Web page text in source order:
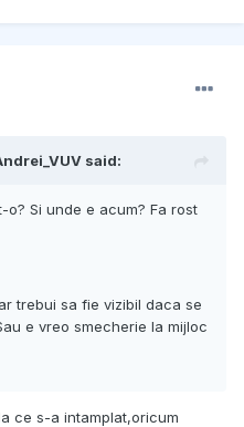
said:
o? Si unde e acum? Fa rost
trebui sa fie vizibil daca se
e vreo smecherie la mijloc
ce s-a intamplat,oricum